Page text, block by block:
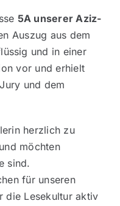
5A unserer Aziz-
Auszug aus dem
und in einer
vor und erhielt
und dem
herzlich zu
möchten
sind.
für unseren
die Lesekultur aktiv